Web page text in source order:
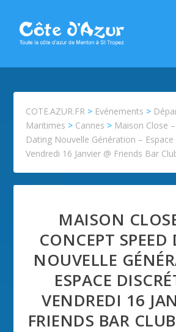
COTE.AZUR.FR > Evénements >
Maritimes > Cannes > Maison Close
Dating Nouvelle Génération –
Vendredi 16 Janvier @ Friends Bar
MAISON
CONCEPT
NOUVELLE
ESPACE
VENDREDI 16
FRIENDS BAR